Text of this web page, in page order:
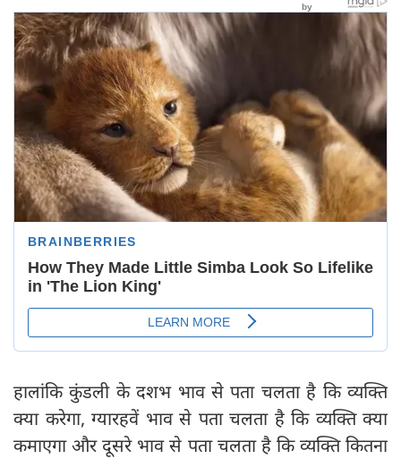
हालांकि कुंडली के दशभ भाव से पता चलता है कि व्यक्ति
क्या करेगा, ग्यारहवें भाव से पता चलता है कि व्यक्ति क्या
कमाएगा और दूसरे भाव से पता चलता है कि व्यक्ति कितना